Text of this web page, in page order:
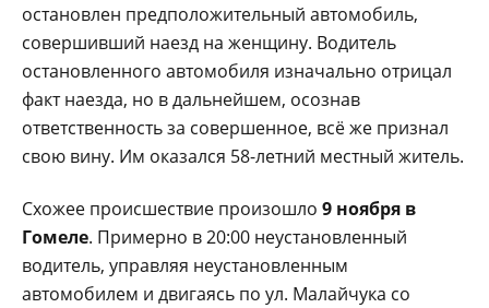
остановлен предположительный автомобиль,
совершивший наезд на женщину. Водитель
остановленного автомобиля изначально отрицал
факт наезда, но в дальнейшем, осознав
ответственность за совершенное, всё же признал
свою вину. Им оказался 58-летний местный житель.
Схожее происшествие произошло 9 ноября в
Гомеле. Примерно в 20:00 неустановленный
водитель, управляя неустановленным
автомобилем и двигаясь по ул. Малайчука со